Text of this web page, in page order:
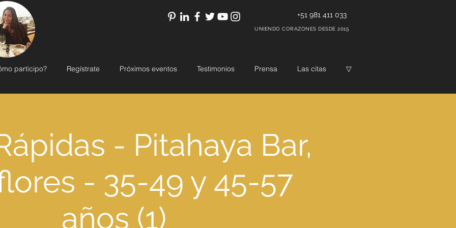
participo? Regístrate Próximos eventos Testimonios Prensa Las citas ▽
+51 981 411 033
UNIENDO CORAZONES DESDE 2015
- Pitahaya Bar,
- 35-49 y 45-57
años (1)